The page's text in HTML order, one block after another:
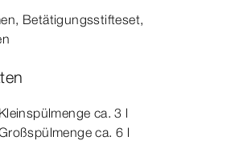
Betätigungsstifteset,
ca. 3 l
ca. 6 l